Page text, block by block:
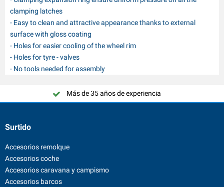
clamping latches
- Easy to clean and attractive appearance thanks to external
surface with gloss coating
- Holes for easier cooling of the wheel rim
- Holes for tyre - valves
- No tools needed for assembly
Más de 35 años de experiencia
Surtido
Accesorios remolque
Accesorios coche
Accesorios caravana y campismo
Accesorios barcos